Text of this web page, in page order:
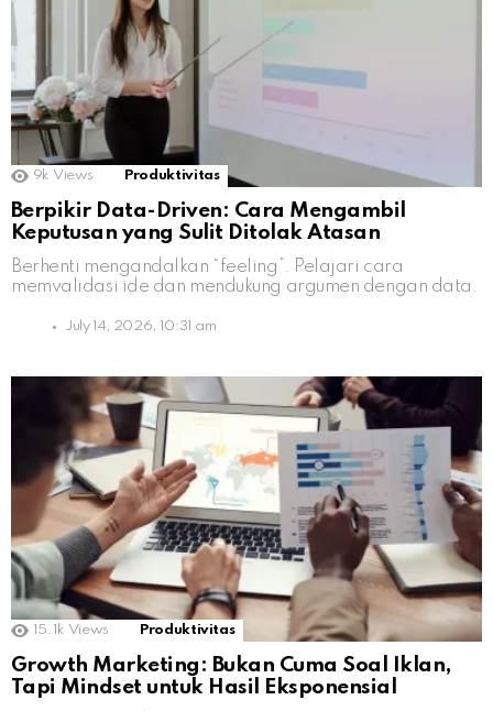
9k Views Produktivitas
Berpikir Data-Driven: Cara Mengambil
Keputusan yang Sulit Ditolak Atasan
Berhenti mengandalkan “feeling”. Pelajari cara
memvalidasi ide dan mendukung argumen dengan data.
July 14, 2026, 10:31 am
15.1k Views Produktivitas
Growth Marketing: Bukan Cuma Soal Iklan,
Tapi Mindset untuk Hasil Eksponensial